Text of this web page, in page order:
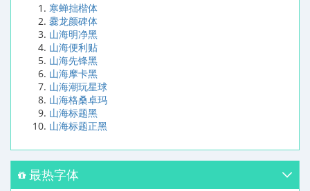
寒蝉拙楷体
爨龙颜碑体
山海明净黑
山海便利贴
山海先锋黑
山海摩卡黑
山海潮玩星球
山海格桑卓玛
山海标题黑
山海标题正黑
最热字体